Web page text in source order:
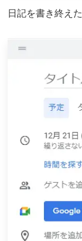
日記を書き終え